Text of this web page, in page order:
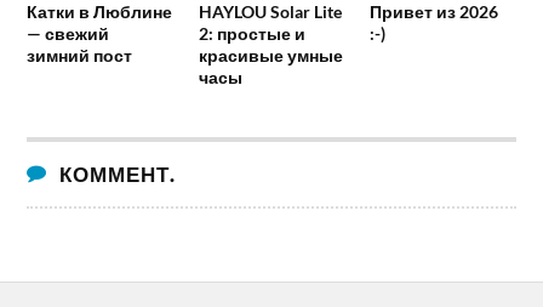
Катки в Люблине
— свежий
зимний пост
HAYLOU Solar Lite
2: простые и
красивые умные
часы
Привет из 2026
:-)
КОММЕНТ.